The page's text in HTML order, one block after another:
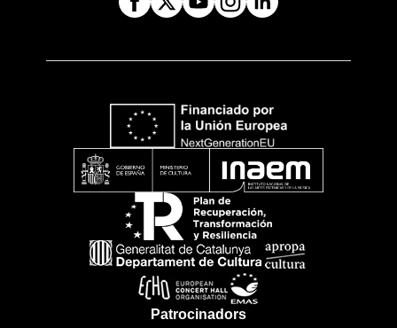
Patrocinadors